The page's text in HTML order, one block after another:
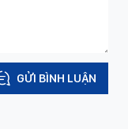
GỬI BÌNH LUẬN